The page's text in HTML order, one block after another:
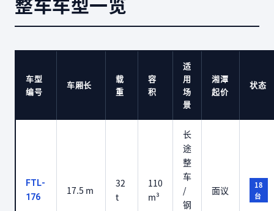
车型
编号
车厢长
载
重
容
积
适
用
场
景
湘潭
起价
状态
FTL-
176
17.5 m
32
t
110
m³
长
途
整
车
/
钢
面议
18
台